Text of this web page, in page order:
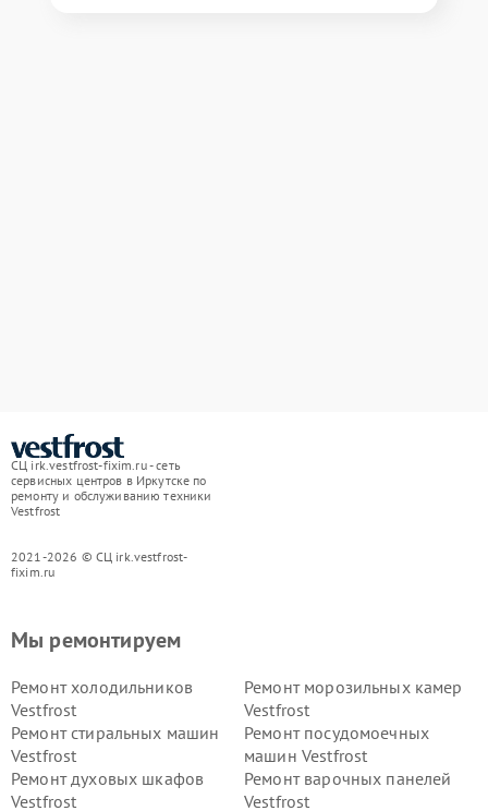
СЦ irk.vestfrost-fixim.ru - сеть
сервисных центров в Иркутске по
ремонту и обслуживанию техники
Vestfrost
2021-2026 © СЦ irk.vestfrost-
fixim.ru
Мы ремонтируем
Ремонт холодильников
Vestfrost
Ремонт морозильных камер
Vestfrost
Ремонт стиральных машин
Vestfrost
Ремонт посудомоечных
машин Vestfrost
Ремонт духовых шкафов
Vestfrost
Ремонт варочных панелей
Vestfrost